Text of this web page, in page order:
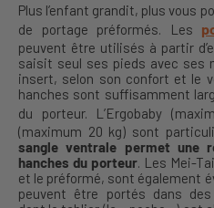
Plus l’enfant grandit, plus vous
de portage préformés. Les
peuvent être utilisés à partir
saisit seul ses pieds avec ses
insert, selon son confort et le
hanches sont suffisamment
du porteur. L’Ergobaby
(maximum 20 kg) sont
sangle ventrale permet une
hanches du porteur. Les Mei-
et le préformé, sont également
peuvent être portés dans